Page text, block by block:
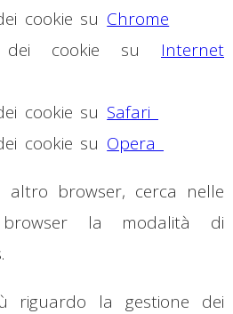
cookie su Chrome
dei cookie su Internet
cookie su Safari
cookie su Opera
altro browser, cerca nelle
browser la modalità di
riguardo la gestione dei